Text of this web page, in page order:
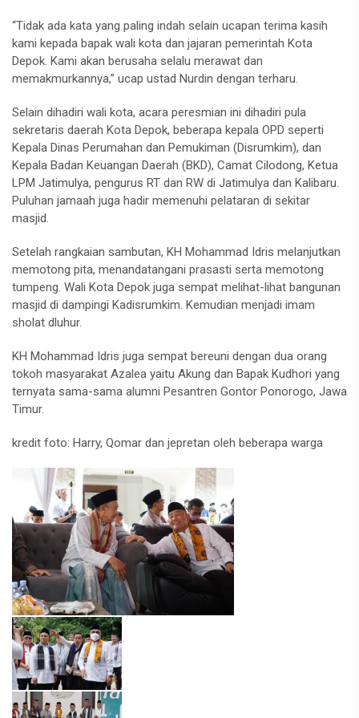
“Tidak ada kata yang paling indah selain ucapan terima kasih
kami kepada bapak wali kota dan jajaran pemerintah Kota
Depok. Kami akan berusaha selalu merawat dan
memakmurkannya,” ucap ustad Nurdin dengan terharu.
Selain dihadiri wali kota, acara peresmian ini dihadiri pula
sekretaris daerah Kota Depok, beberapa kepala OPD seperti
Kepala Dinas Perumahan dan Pemukiman (Disrumkim), dan
Kepala Badan Keuangan Daerah (BKD), Camat Cilodong, Ketua
LPM Jatimulya, pengurus RT dan RW di Jatimulya dan Kalibaru.
Puluhan jamaah juga hadir memenuhi pelataran di sekitar
masjid.
Setelah rangkaian sambutan, KH Mohammad Idris melanjutkan
memotong pita, menandatangani prasasti serta memotong
tumpeng. Wali Kota Depok juga sempat melihat-lihat bangunan
masjid di dampingi Kadisrumkim. Kemudian menjadi imam
sholat dluhur.
KH Mohammad Idris juga sempat bereuni dengan dua orang
tokoh masyarakat Azalea yaitu Akung dan Bapak Kudhori yang
ternyata sama-sama alumni Pesantren Gontor Ponorogo, Jawa
Timur.
kredit foto: Harry, Qomar dan jepretan oleh beberapa warga